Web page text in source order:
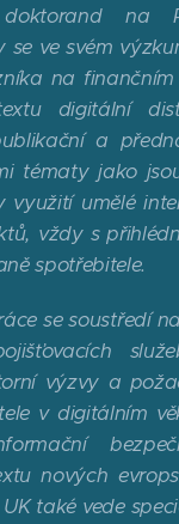
na
se ve svém
na
digitální
a
tématy jako
využití umělé
vždy s
spotřebitele.
se soustředí
výzvy a
v digitálním
nových
také vede